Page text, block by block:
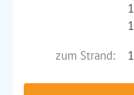
zum Strand: